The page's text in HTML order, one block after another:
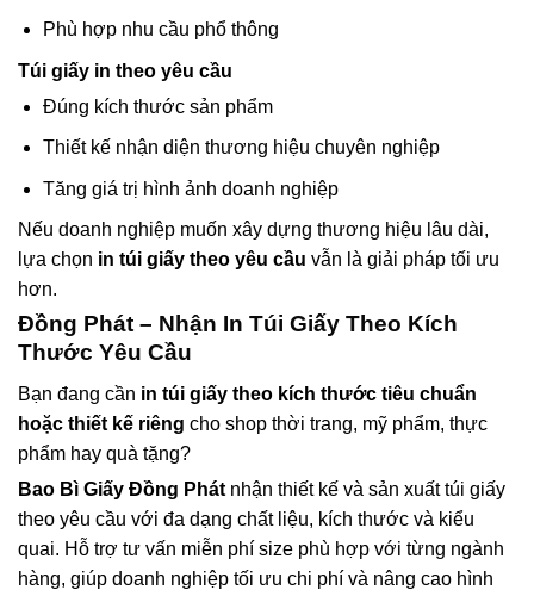
Phù hợp nhu cầu phổ thông
Túi giấy in theo yêu cầu
Đúng kích thước sản phẩm
Thiết kế nhận diện thương hiệu chuyên nghiệp
Tăng giá trị hình ảnh doanh nghiệp
Nếu doanh nghiệp muốn xây dựng thương hiệu lâu dài,
lựa chọn in túi giấy theo yêu cầu vẫn là giải pháp tối ưu
hơn.
Đồng Phát – Nhận In Túi Giấy Theo Kích
Thước Yêu Cầu
Bạn đang cần in túi giấy theo kích thước tiêu chuẩn
hoặc thiết kế riêng cho shop thời trang, mỹ phẩm, thực
phẩm hay quà tặng?
Bao Bì Giấy Đồng Phát nhận thiết kế và sản xuất túi giấy
theo yêu cầu với đa dạng chất liệu, kích thước và kiểu
quai. Hỗ trợ tư vấn miễn phí size phù hợp với từng ngành
hàng, giúp doanh nghiệp tối ưu chi phí và nâng cao hình